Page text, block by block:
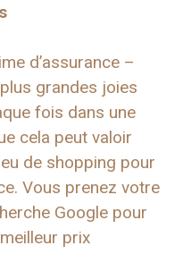
d’assurance –
plus grandes joies
fois dans une
cela peut valoir
de shopping pour
Vous prenez votre
Google pour
prix